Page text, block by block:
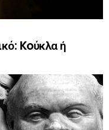
Koύκλα ή